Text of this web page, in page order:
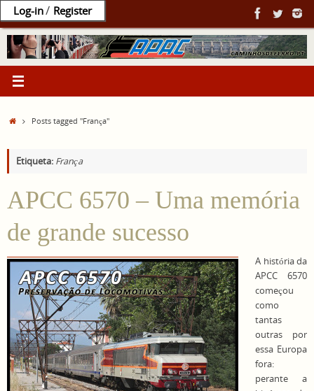
Log-in/ Register
para
conteúdo
HomePosts tagged "França"
Etiqueta: França
APCC 6570 – Uma memória
de grande sucesso
A história da
APCC 6570
começou
como
tantas
outras por
essa Europa
fora:
perante a